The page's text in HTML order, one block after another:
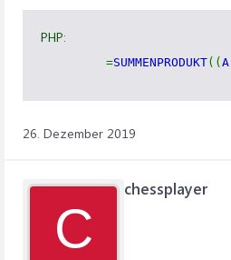
PHP:
=SUMMENPRODUKT(( A
26. Dezember 2019
C
chessplayer